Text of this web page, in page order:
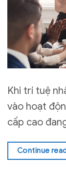
Khi trí tuệ
vào hoạt
cấp cao
Continue